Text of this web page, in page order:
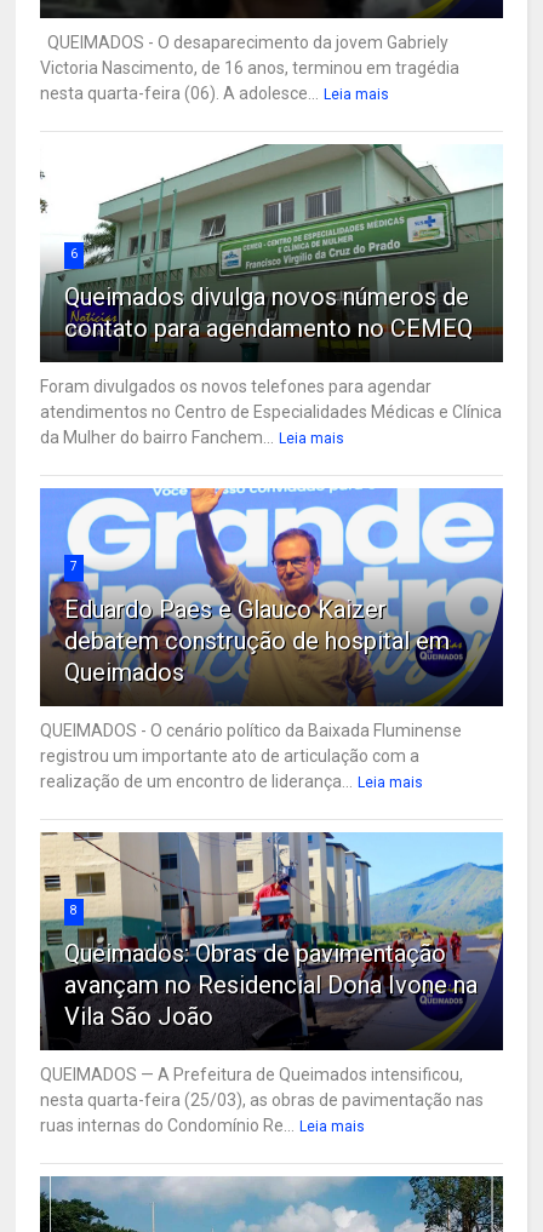
QUEIMADOS - O desaparecimento da jovem Gabriely
Victoria Nascimento, de 16 anos, terminou em tragédia
nesta quarta-feira (06). A adolesce...
Leia mais
6
Queimados divulga novos números de
contato para agendamento no CEMEQ
Foram divulgados os novos telefones para agendar
atendimentos no Centro de Especialidades Médicas e Clínica
da Mulher do bairro Fanchem...
Leia mais
7
Eduardo Paes e Glauco Kaizer
debatem construção de hospital em
Queimados
QUEIMADOS - O cenário político da Baixada Fluminense
registrou um importante ato de articulação com a
realização de um encontro de liderança...
Leia mais
8
Queimados: Obras de pavimentação
avançam no Residencial Dona Ivone na
Vila São João
QUEIMADOS — A Prefeitura de Queimados intensificou,
nesta quarta-feira (25/03), as obras de pavimentação nas
ruas internas do Condomínio Re...
Leia mais